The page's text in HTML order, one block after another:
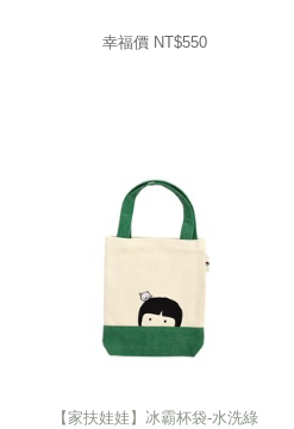
幸福價 NT$550
【家扶娃娃】冰霸杯袋-水洗綠